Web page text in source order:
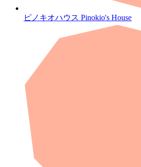
ピノキオハウス Pinokio's House